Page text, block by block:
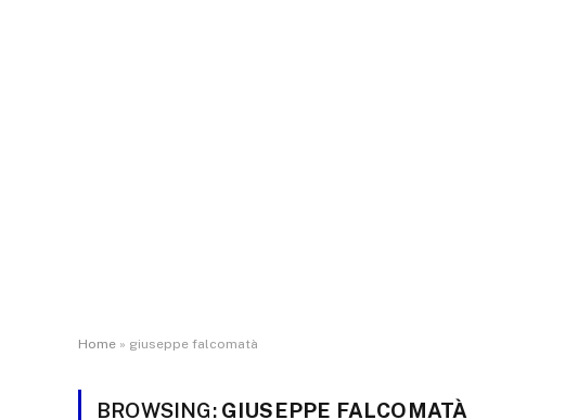
Home » giuseppe falcomatà
BROWSING: GIUSEPPE FALCOMATÀ